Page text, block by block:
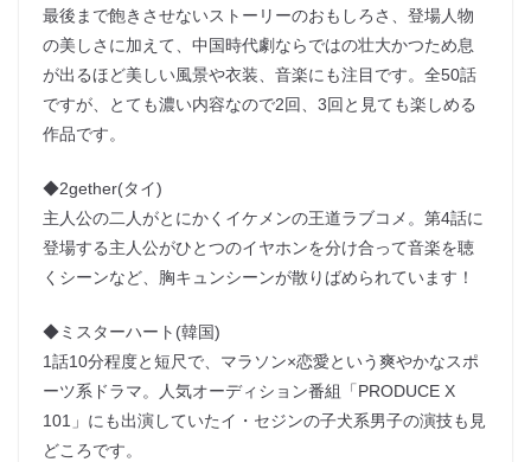
最後まで飽きさせないストーリーのおもしろさ、登場人物
の美しさに加えて、中国時代劇ならではの壮大かつため息
が出るほど美しい風景や衣装、音楽にも注目です。全50話
ですが、とても濃い内容なので2回、3回と見ても楽しめる
作品です。
◆2gether(タイ)
主人公の二人がとにかくイケメンの王道ラブコメ。第4話に
登場する主人公がひとつのイヤホンを分け合って音楽を聴
くシーンなど、胸キュンシーンが散りばめられています！
◆ミスターハート(韓国)
1話10分程度と短尺で、マラソン×恋愛という爽やかなスポ
ーツ系ドラマ。人気オーディション番組「PRODUCE X
101」にも出演していたイ・セジンの子犬系男子の演技も見
どころです。